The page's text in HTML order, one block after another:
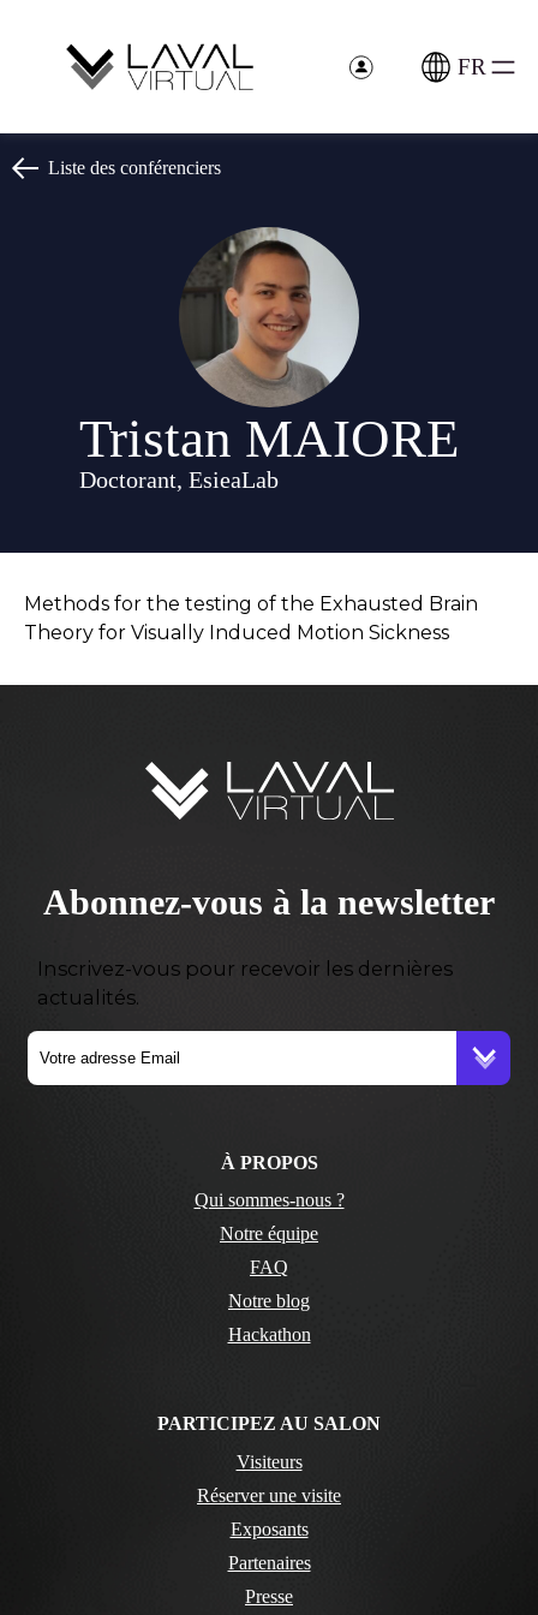
FR
Liste des conférenciers
Tristan MAIORE
Doctorant, EsieaLab
Methods for the testing of the Exhausted Brain
Theory for Visually Induced Motion Sickness
Abonnez-vous à la newsletter
Inscrivez-vous pour recevoir les dernières
actualités.
À PROPOS
Qui sommes-nous ?
Notre équipe
FAQ
Notre blog
Hackathon
PARTICIPEZ AU SALON
Visiteurs
Réserver une visite
Exposants
Partenaires
Presse